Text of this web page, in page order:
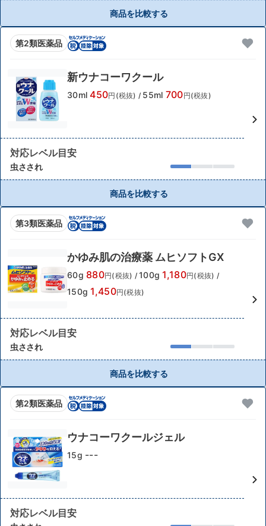
商品を比較する
第2類医薬品
新ウナコーワクール
30ml 450円(税抜) / 55ml 700円(税抜)
対応レベル目安
虫さされ
商品を比較する
第3類医薬品
かゆみ肌の治療薬 ムヒソフトGX
60g 880円(税抜) / 100g 1,180円(税抜) /
150g 1,450円(税抜)
対応レベル目安
虫さされ
商品を比較する
第2類医薬品
ウナコーワクールジェル
15g ---
対応レベル目安